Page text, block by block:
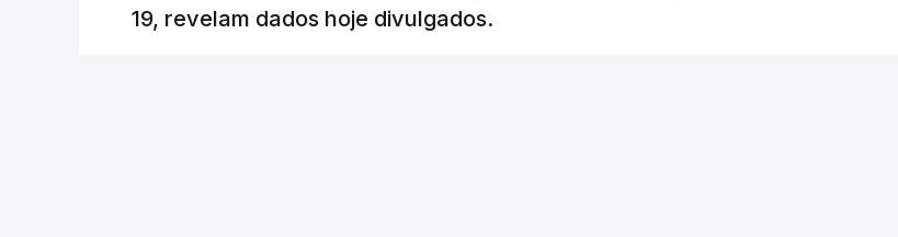
19, revelam dados hoje divulgados.